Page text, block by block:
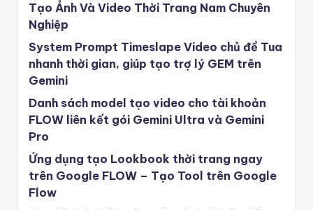
Tạo Ảnh Và Video Thời Trang Nam Chuyên
Nghiệp
System Prompt Timeslape Video chủ đề Tua
nhanh thời gian, giúp tạo trợ lý GEM trên
Gemini
Danh sách model tạo video cho tài khoản
FLOW liên kết gói Gemini Ultra và Gemini
Pro
Ứng dụng tạo Lookbook thời trang ngay
trên Google FLOW – Tạo Tool trên Google
Flow